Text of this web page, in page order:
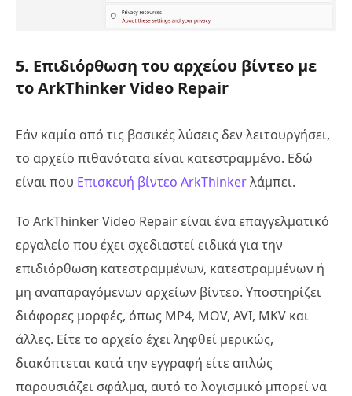
5. Επιδιόρθωση του αρχείου βίντεο με
το ArkThinker Video Repair
Εάν καμία από τις βασικές λύσεις δεν λειτουργήσει,
το αρχείο πιθανότατα είναι κατεστραμμένο. Εδώ
είναι που Επισκευή βίντεο ArkThinkerλάμπει.
Το ArkThinker Video Repair είναι ένα επαγγελματικό
εργαλείο που έχει σχεδιαστεί ειδικά για την
επιδιόρθωση κατεστραμμένων, κατεστραμμένων ή
μη αναπαραγόμενων αρχείων βίντεο. Υποστηρίζει
διάφορες μορφές, όπως MP4, MOV, AVI, MKV και
άλλες. Είτε το αρχείο έχει ληφθεί μερικώς,
διακόπτεται κατά την εγγραφή είτε απλώς
παρουσιάζει σφάλμα, αυτό το λογισμικό μπορεί να